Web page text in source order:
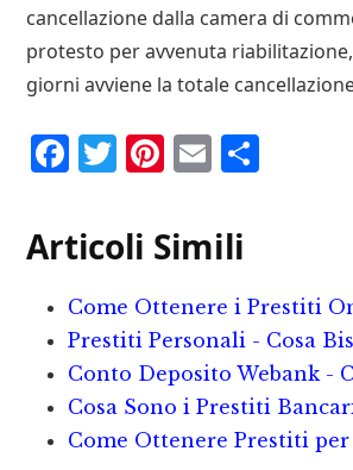
cancellazione dalla camera di
protesto per avvenuta
giorni avviene la totale
F
c
e
b
o
o
k
T
it
te
r
P
n
te
r
e
st
E
ai
l
iv
i
d
i
Articoli Simili
Come Ottenere i Prestiti
Prestiti Personali - Cosa
Conto Deposito Webank -
Cosa Sono i Prestiti
Come Ottenere Prestiti per